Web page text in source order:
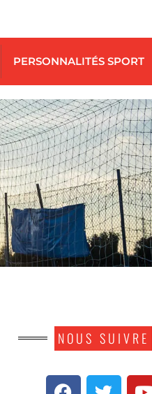
PERSONNALITÉS SPORT
NOUS SUIVRE